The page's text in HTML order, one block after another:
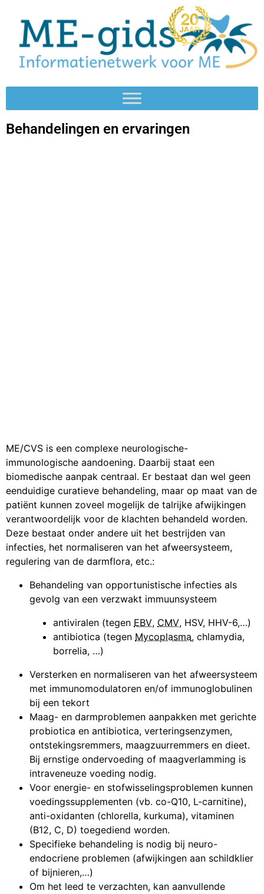
Behandelingen en ervaringen
ME/CVS is een complexe neurologische-
immunologische aandoening. Daarbij staat een
biomedische aanpak centraal. Er bestaat dan wel geen
eenduidige curatieve behandeling, maar op maat van de
patiënt kunnen zoveel mogelijk de talrijke afwijkingen
verantwoordelijk voor de klachten behandeld worden.
Deze bestaat onder andere uit het bestrijden van
infecties, het normaliseren van het afweersysteem,
regulering van de darmflora, etc.:
Behandeling van opportunistische infecties als
gevolg van een verzwakt immuunsysteem
antiviralen (tegen EBV, CMV, HSV, HHV-6,…)
antibiotica (tegen Mycoplasma, chlamydia,
borrelia, …)
Versterken en normaliseren van het afweersysteem
met immunomodulatoren en/of immunoglobulinen
bij een tekort
Maag- en darmproblemen aanpakken met gerichte
probiotica en antibiotica, verteringsenzymen,
ontstekingsremmers, maagzuurremmers en dieet.
Bij ernstige ondervoeding of maagverlamming is
intraveneuze voeding nodig.
Voor energie- en stofwisselingsproblemen kunnen
voedingssupplementen (vb. co-Q10, L-carnitine),
anti-oxidanten (chlorella, kurkuma), vitaminen
(B12, C, D) toegediend worden.
Specifieke behandeling is nodig bij neuro-
endocriene problemen (afwijkingen aan schildklier
of bijnieren,…)
Om het leed te verzachten, kan aanvullende